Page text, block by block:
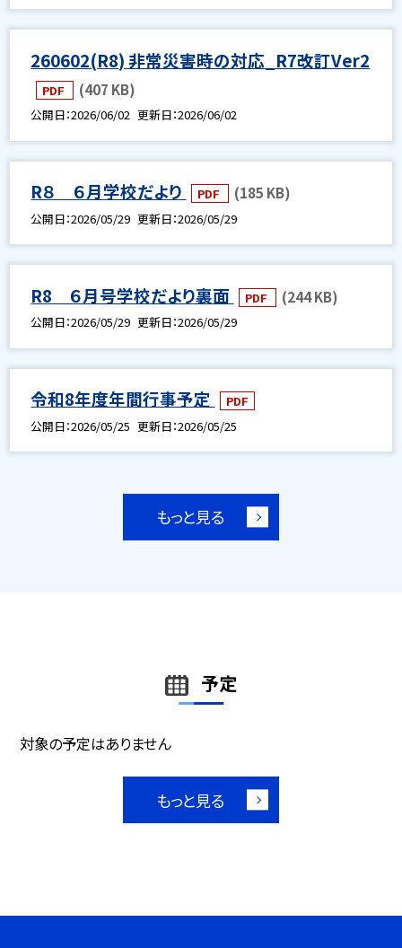
260602(R8) 非常災害時の対応_R7改訂Ver2
PDF (407 KB)
公開日 2026/06/02 更新日 2026/06/02
R８ ６月学校だより PDF (185 KB)
公開日 2026/05/29 更新日 2026/05/29
R8 ６月号学校だより裏面 PDF (244 KB)
公開日 2026/05/29 更新日 2026/05/29
令和8年度年間行事予定
PDF
公開日 2026/05/25 更新日 2026/05/25
もっと見る
予定
対象の予定はありません
もっと見る